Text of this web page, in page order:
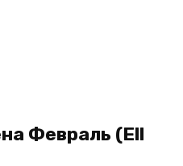
Февраль (Ell